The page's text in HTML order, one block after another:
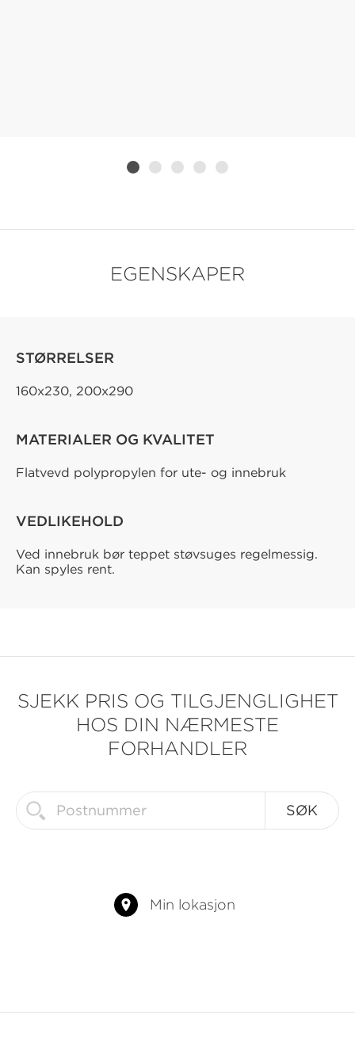
EGENSKAPER
STØRRELSER
160x230, 200x290
MATERIALER OG KVALITET
Flatvevd polypropylen for ute- og innebruk
VEDLIKEHOLD
Ved innebruk bør teppet støvsuges regelmessig.
Kan spyles rent.
SJEKK PRIS OG TILGJENGLIGHET
HOS DIN NÆRMESTE
FORHANDLER
Min lokasjon